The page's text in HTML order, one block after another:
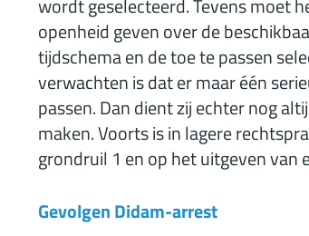
wordt geselecteerd. Tevens moet
openheid geven over de
tijdschema en de toe te passen
verwachten is dat er maar één
passen. Dan dient zij echter nog
maken. Voorts is in lagere
grondruil 1 en op het uitgeven van
Gevolgen Didam-arrest